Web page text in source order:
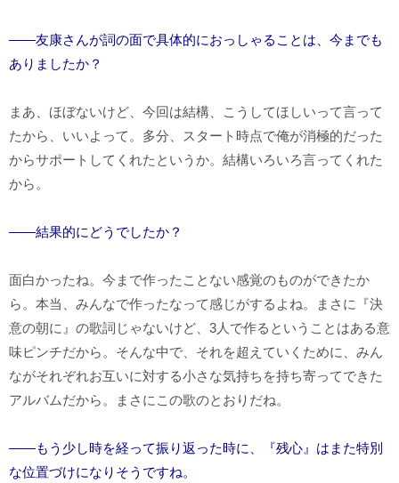
――友康さんが詞の面で具体的におっしゃることは、今までも
ありましたか？
まあ、ほぼないけど、今回は結構、こうしてほしいって言って
たから、いいよって。多分、スタート時点で俺が消極的だった
からサポートしてくれたというか。結構いろいろ言ってくれた
から。
――結果的にどうでしたか？
面白かったね。今まで作ったことない感覚のものができたか
ら。本当、みんなで作ったなって感じがするよね。まさに『決
意の朝に』の歌詞じゃないけど、3人で作るということはある意
味ピンチだから。そんな中で、それを超えていくために、みん
ながそれぞれお互いに対する小さな気持ちを持ち寄ってできた
アルバムだから。まさにこの歌のとおりだね。
――もう少し時を経って振り返った時に、『残心』はまた特別
な位置づけになりそうですね。